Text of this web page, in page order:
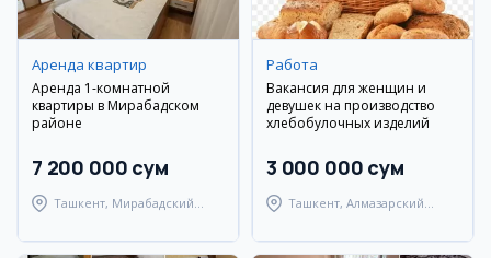
Аренда квартир
Аренда 1-комнатной
квартиры в Мирабадском
районе
7 200 000 сум
Ташкент, Мирабадский
Работа
Вакансия для женщин и
девушек на производство
хлебобулочных изделий
3 000 000 сум
Ташкент, Алмазарский